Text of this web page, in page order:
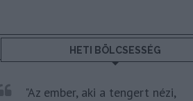
HETI BÖLCSESSÉG
"Az ember, aki a tengert nézi,